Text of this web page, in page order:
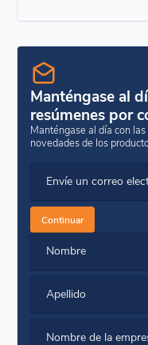
Manténgase al
resúmenes por
Manténgase al día con
novedades de los
Envíe un correo
Continuar
Nombre
Apellido
Nombre de la